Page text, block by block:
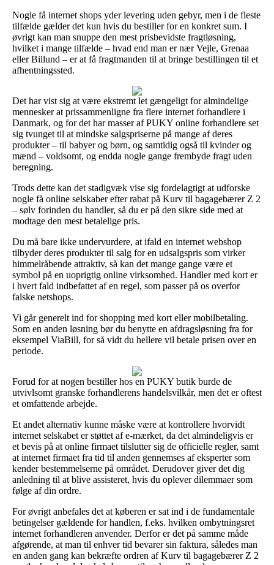
Nogle få internet shops yder levering uden gebyr, men i de fleste
tilfælde gælder det kun hvis du bestiller for en konkret sum. I
øvrigt kan man snuppe den mest prisbevidste fragtløsning,
hvilket i mange tilfælde – hvad end man er nær Vejle, Grenaa
eller Billund – er at få fragtmanden til at bringe bestillingen til et
afhentningssted.
Det har vist sig at være ekstremt let gængeligt for almindelige
mennesker at prissammenligne fra flere internet forhandlere i
Danmark, og for det har masser af PUKY online forhandlere set
sig tvunget til at mindske salgspriserne på mange af deres
produkter – til babyer og børn, og samtidig også til kvinder og
mænd – voldsomt, og endda nogle gange frembyde fragt uden
beregning.
Trods dette kan det stadigvæk vise sig fordelagtigt at udforske
nogle få online selskaber efter rabat på Kurv til bagagebærer Z 2
– sølv forinden du handler, så du er på den sikre side med at
modtage den mest betalelige pris.
Du må bare ikke undervurdere, at ifald en internet webshop
tilbyder deres produkter til salg for en udsalgspris som virker
himmelråbende attraktiv, så kan det mange gange være et
symbol på en uoprigtig online virksomhed. Handler med kort er
i hvert fald indbefattet af en regel, som passer på os overfor
falske netshops.
Vi går generelt ind for shopping med kort eller mobilbetaling.
Som en anden løsning bør du benytte en afdragsløsning fra for
eksempel ViaBill, for så vidt du hellere vil betale prisen over en
periode.
Forud for at nogen bestiller hos en PUKY butik burde de
utvivlsomt granske forhandlerens handelsvilkår, men det er oftest
et omfattende arbejde.
Et andet alternativ kunne måske være at kontrollere hvorvidt
internet selskabet er støttet af e-mærket, da det almindeligvis er
et bevis på at online firmaet tilslutter sig de officielle regler, samt
at internet firmaet fra tid til anden gennemses af eksperter som
kender bestemmelserne på området. Derudover giver det dig
anledning til at blive assisteret, hvis du oplever dilemmaer som
følge af din ordre.
For øvrigt anbefales det at køberen er sat ind i de fundamentale
betingelser gældende for handlen, f.eks. hvilken ombytningsret
internet forhandleren anvender. Derfor er det på samme måde
afgørende, at man til enhver tid bevarer sin faktura, således man
en anden gang kan bekræfte ordren af Kurv til bagagebærer Z 2